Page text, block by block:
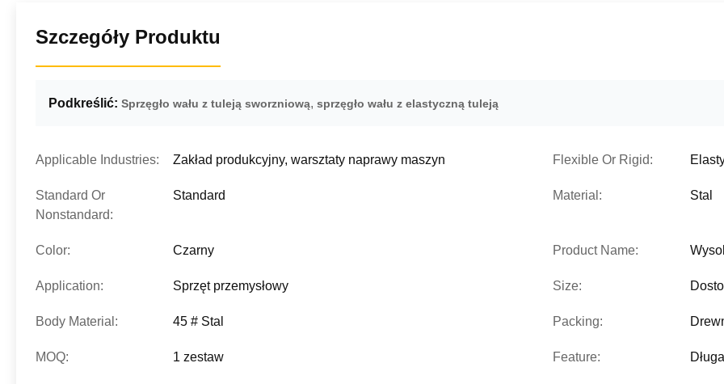
Szczegóły Produktu
Podkreślić: Sprzęgło wału z tuleją sworzniową, sprzęgło wału z elastyczną tuleją
Applicable Industries: Zakład produkcyjny, warsztaty naprawy maszyn Flexible Or Rigid:
Standard Or
Nonstandard:
Standard Material: Stal
Color: Czarny Product Name:
Application: Sprzęt przemysłowy Size:
Body Material: 45 # Stal Packing:
MOQ: 1 zestaw Feature: